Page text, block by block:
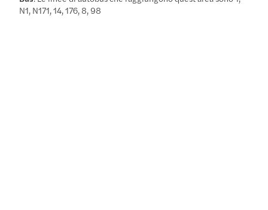
N1, N171, 14, 176, 8, 98